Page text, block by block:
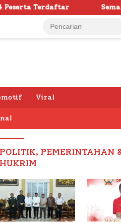
Semarak HUT RI ke -81 di
Viral
POLITIK, PEMERINTAHAN
HUKRIM